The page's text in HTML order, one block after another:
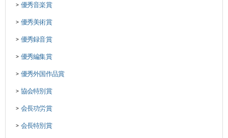
> 優秀音楽賞
> 優秀美術賞
> 優秀録音賞
> 優秀編集賞
> 優秀外国作品賞
> 協会特別賞
> 会長功労賞
> 会長特別賞